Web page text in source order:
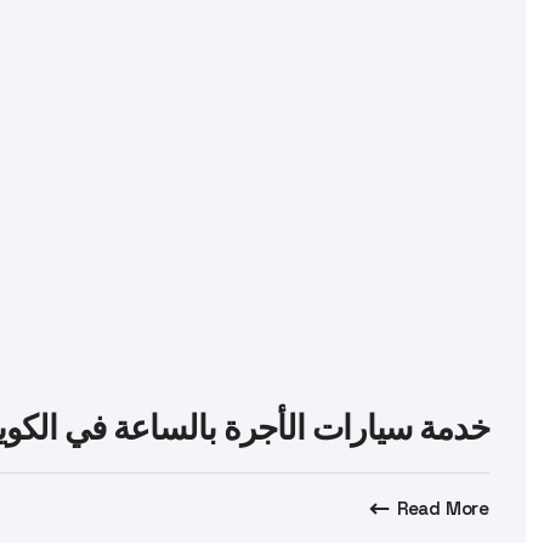
خدمة سيارات الأجرة بالساعة في
Read More